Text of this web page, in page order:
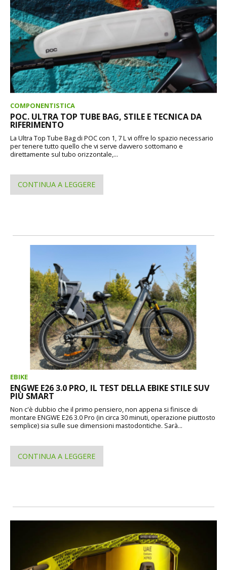
COMPONENTISTICA
POC. ULTRA TOP TUBE BAG, STILE E TECNICA DA
RIFERIMENTO
La Ultra Top Tube Bag di POC con 1, 7 L vi offre lo spazio necessario
per tenere tutto quello che vi serve davvero sottomano e
direttamente sul tubo orizzontale,...
CONTINUA A LEGGERE
EBIKE
ENGWE E26 3.0 PRO, IL TEST DELLA EBIKE STILE SUV
PIÙ SMART
Non c'è dubbio che il primo pensiero, non appena si finisce di
montare ENGWE E26 3.0 Pro (in circa 30 minuti, operazione piuttosto
semplice) sia sulle sue dimensioni mastodontiche. Sarà...
CONTINUA A LEGGERE